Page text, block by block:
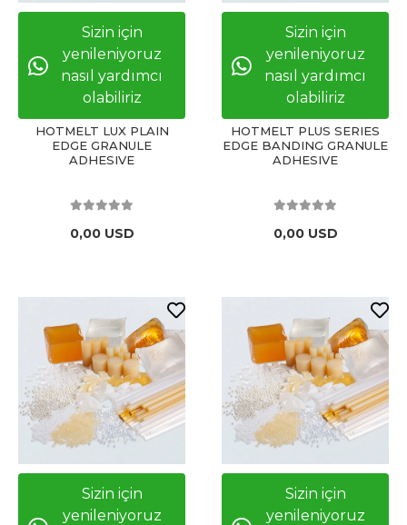
Sizin için
yenileniyoruz
nasıl yardımcı
olabiliriz
HOTMELT LUX PLAIN
EDGE GRANULE
ADHESIVE
0,00 USD
Sizin için
yenileniyoruz
nasıl yardımcı
olabiliriz
HOTMELT PLUS SERIES
EDGE BANDING GRANULE
ADHESIVE
0,00 USD
Sizin için
yenileniyoruz
Sizin için
yenileniyoruz